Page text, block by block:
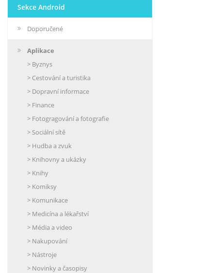
Sekce Android
Doporučené
Aplikace
> Byznys
> Cestování a turistika
> Dopravní informace
> Finance
> Fotogragování a fotografie
> Sociální sítě
> Hudba a zvuk
> Knihovny a ukázky
> Knihy
> Komiksy
> Komunikace
> Medicína a lékařství
> Média a video
> Nakupování
> Nástroje
> Novinky a časopisy